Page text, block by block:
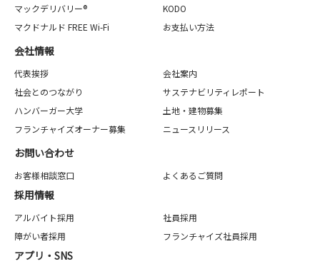
マックデリバリー®
KODO
マクドナルド FREE Wi-Fi
お支払い方法
会社情報
代表挨拶
会社案内
社会とのつながり
サステナビリティレポート
ハンバーガー大学
土地・建物募集
フランチャイズオーナー募集
ニュースリリース
お問い合わせ
お客様相談窓口 よくあるご質問
採用情報
アルバイト採用
社員採用
障がい者採用
フランチャイズ社員採用
アプリ・SNS